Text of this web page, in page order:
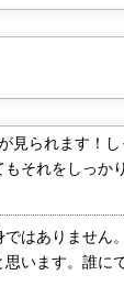
られます！
それをしっか
はありません
います。誰に